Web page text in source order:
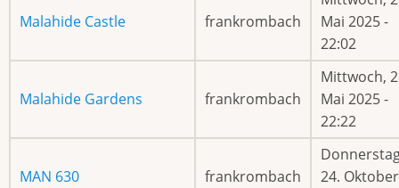
Malahide Castle frankrombach
Mai 2025 -
22:02
Malahide Gardens frankrombach
Mittwoch,
Mai 2025 -
22:22
MAN 630 frankrombach
24. Oktober